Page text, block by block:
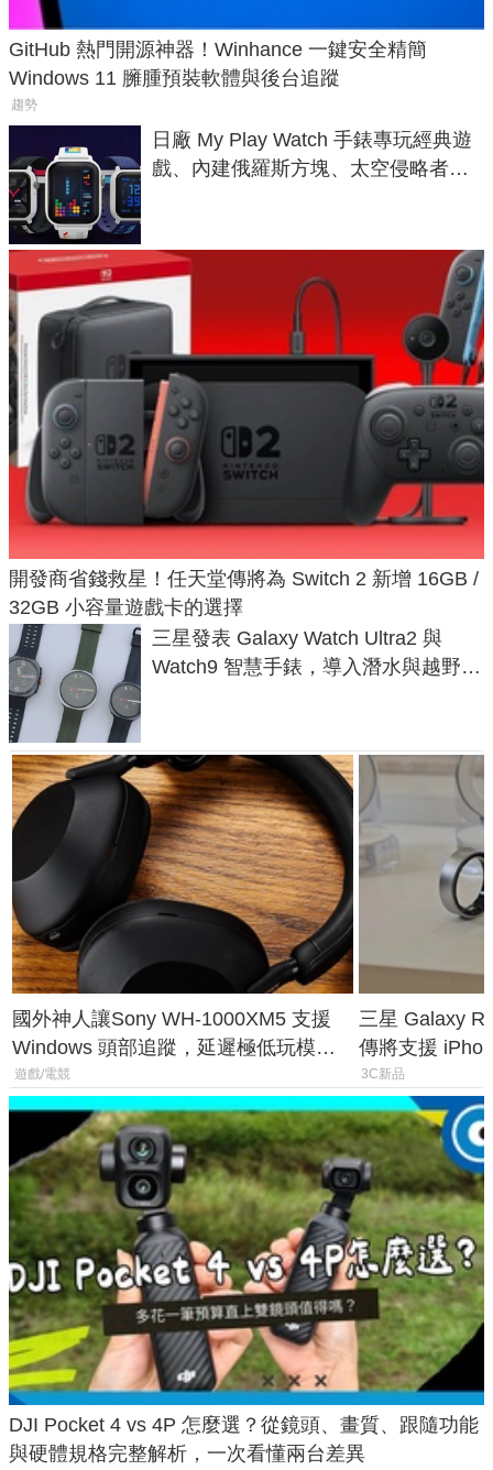
GitHub 熱門開源神器！Winhance 一鍵安全精簡
Windows 11 臃腫預裝軟體與後台追蹤
趨勢
日廠 My Play Watch 手錶專玩經典遊
戲、內建俄羅斯方塊、太空侵略者，
開發商省錢救星！任天堂傳將為 Switch 2 新增 16GB /
32GB 小容量遊戲卡的選擇
三星發表 Galaxy Watch Ultra2 與
Watch9 智慧手錶，導入潛水與越野跑
國外神人讓Sony WH-1000XM5 支援
Windows 頭部追蹤，延遲極低玩模擬
飛行超有感
遊戲/電競
三星 Galaxy
傳將支援
慧家電連動功
3C新品
DJI Pocket 4 vs 4P 怎麼選？從鏡頭、畫質、跟隨功能
與硬體規格完整解析，一次看懂兩台差異